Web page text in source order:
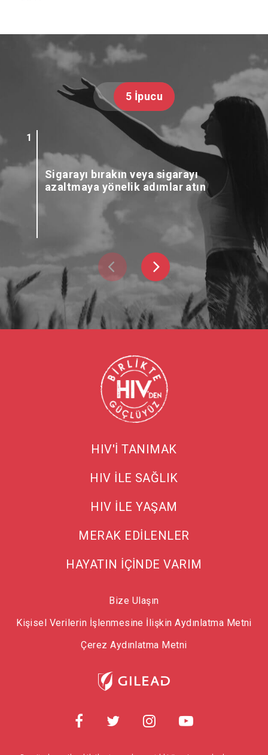
5 İpucu
Sigarayı bırakın veya sigarayı
azaltmaya yönelik adımlar atın
HIV'İ TANIMAK
HIV İLE SAĞLIK
HIV İLE YAŞAM
MERAK EDİLENLER
HAYATIN İÇİNDE VARIM
Bize Ulaşın
Kişisel Verilerin İşlenmesine İlişkin Aydınlatma Metni
Çerez Aydınlatma Metni